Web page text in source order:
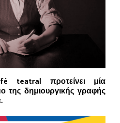
teatral προτείνει μία
της δημιουργικής γραφής